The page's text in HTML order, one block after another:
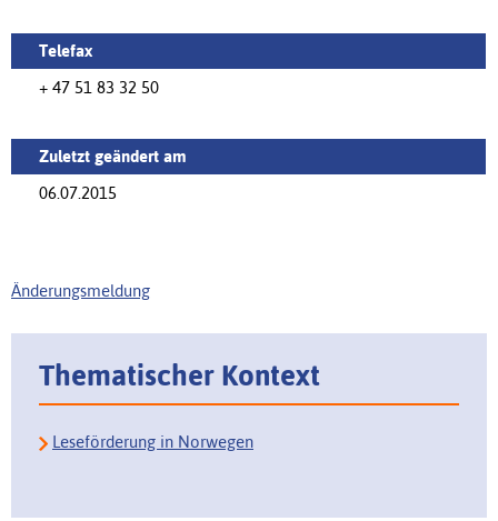
Telefax
+ 47 51 83 32 50
Zuletzt geändert am
06.07.2015
Änderungsmeldung
Thematischer Kontext
Leseförderung in Norwegen